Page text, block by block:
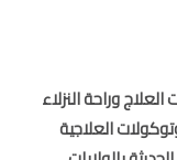
وراحة النزلاء
العلاجية